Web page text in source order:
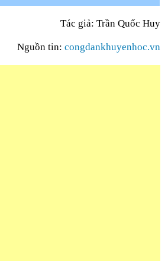
Tác giả: Trần Quốc Huy
Nguồn tin: congdankhuyenhoc.vn